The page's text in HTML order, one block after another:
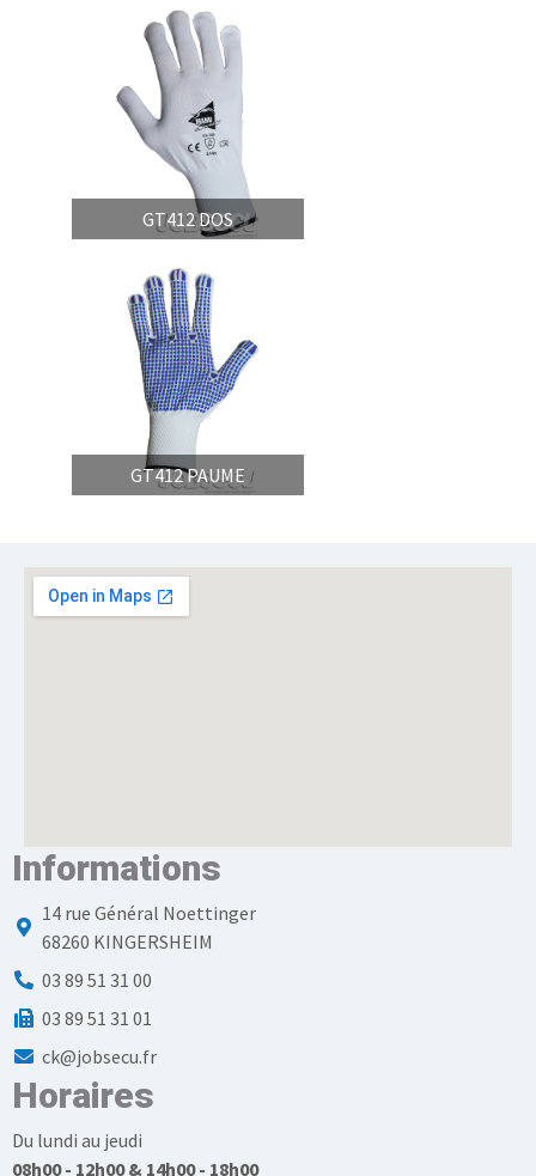
GT412 DOS
GT412 PAUME
Informations
14 rue Général Noettinger
68260 KINGERSHEIM
03 89 51 31 00
03 89 51 31 01
ck@jobsecu.fr
Horaires
Du lundi au jeudi
08h00 - 12h00 & 14h00 - 18h00